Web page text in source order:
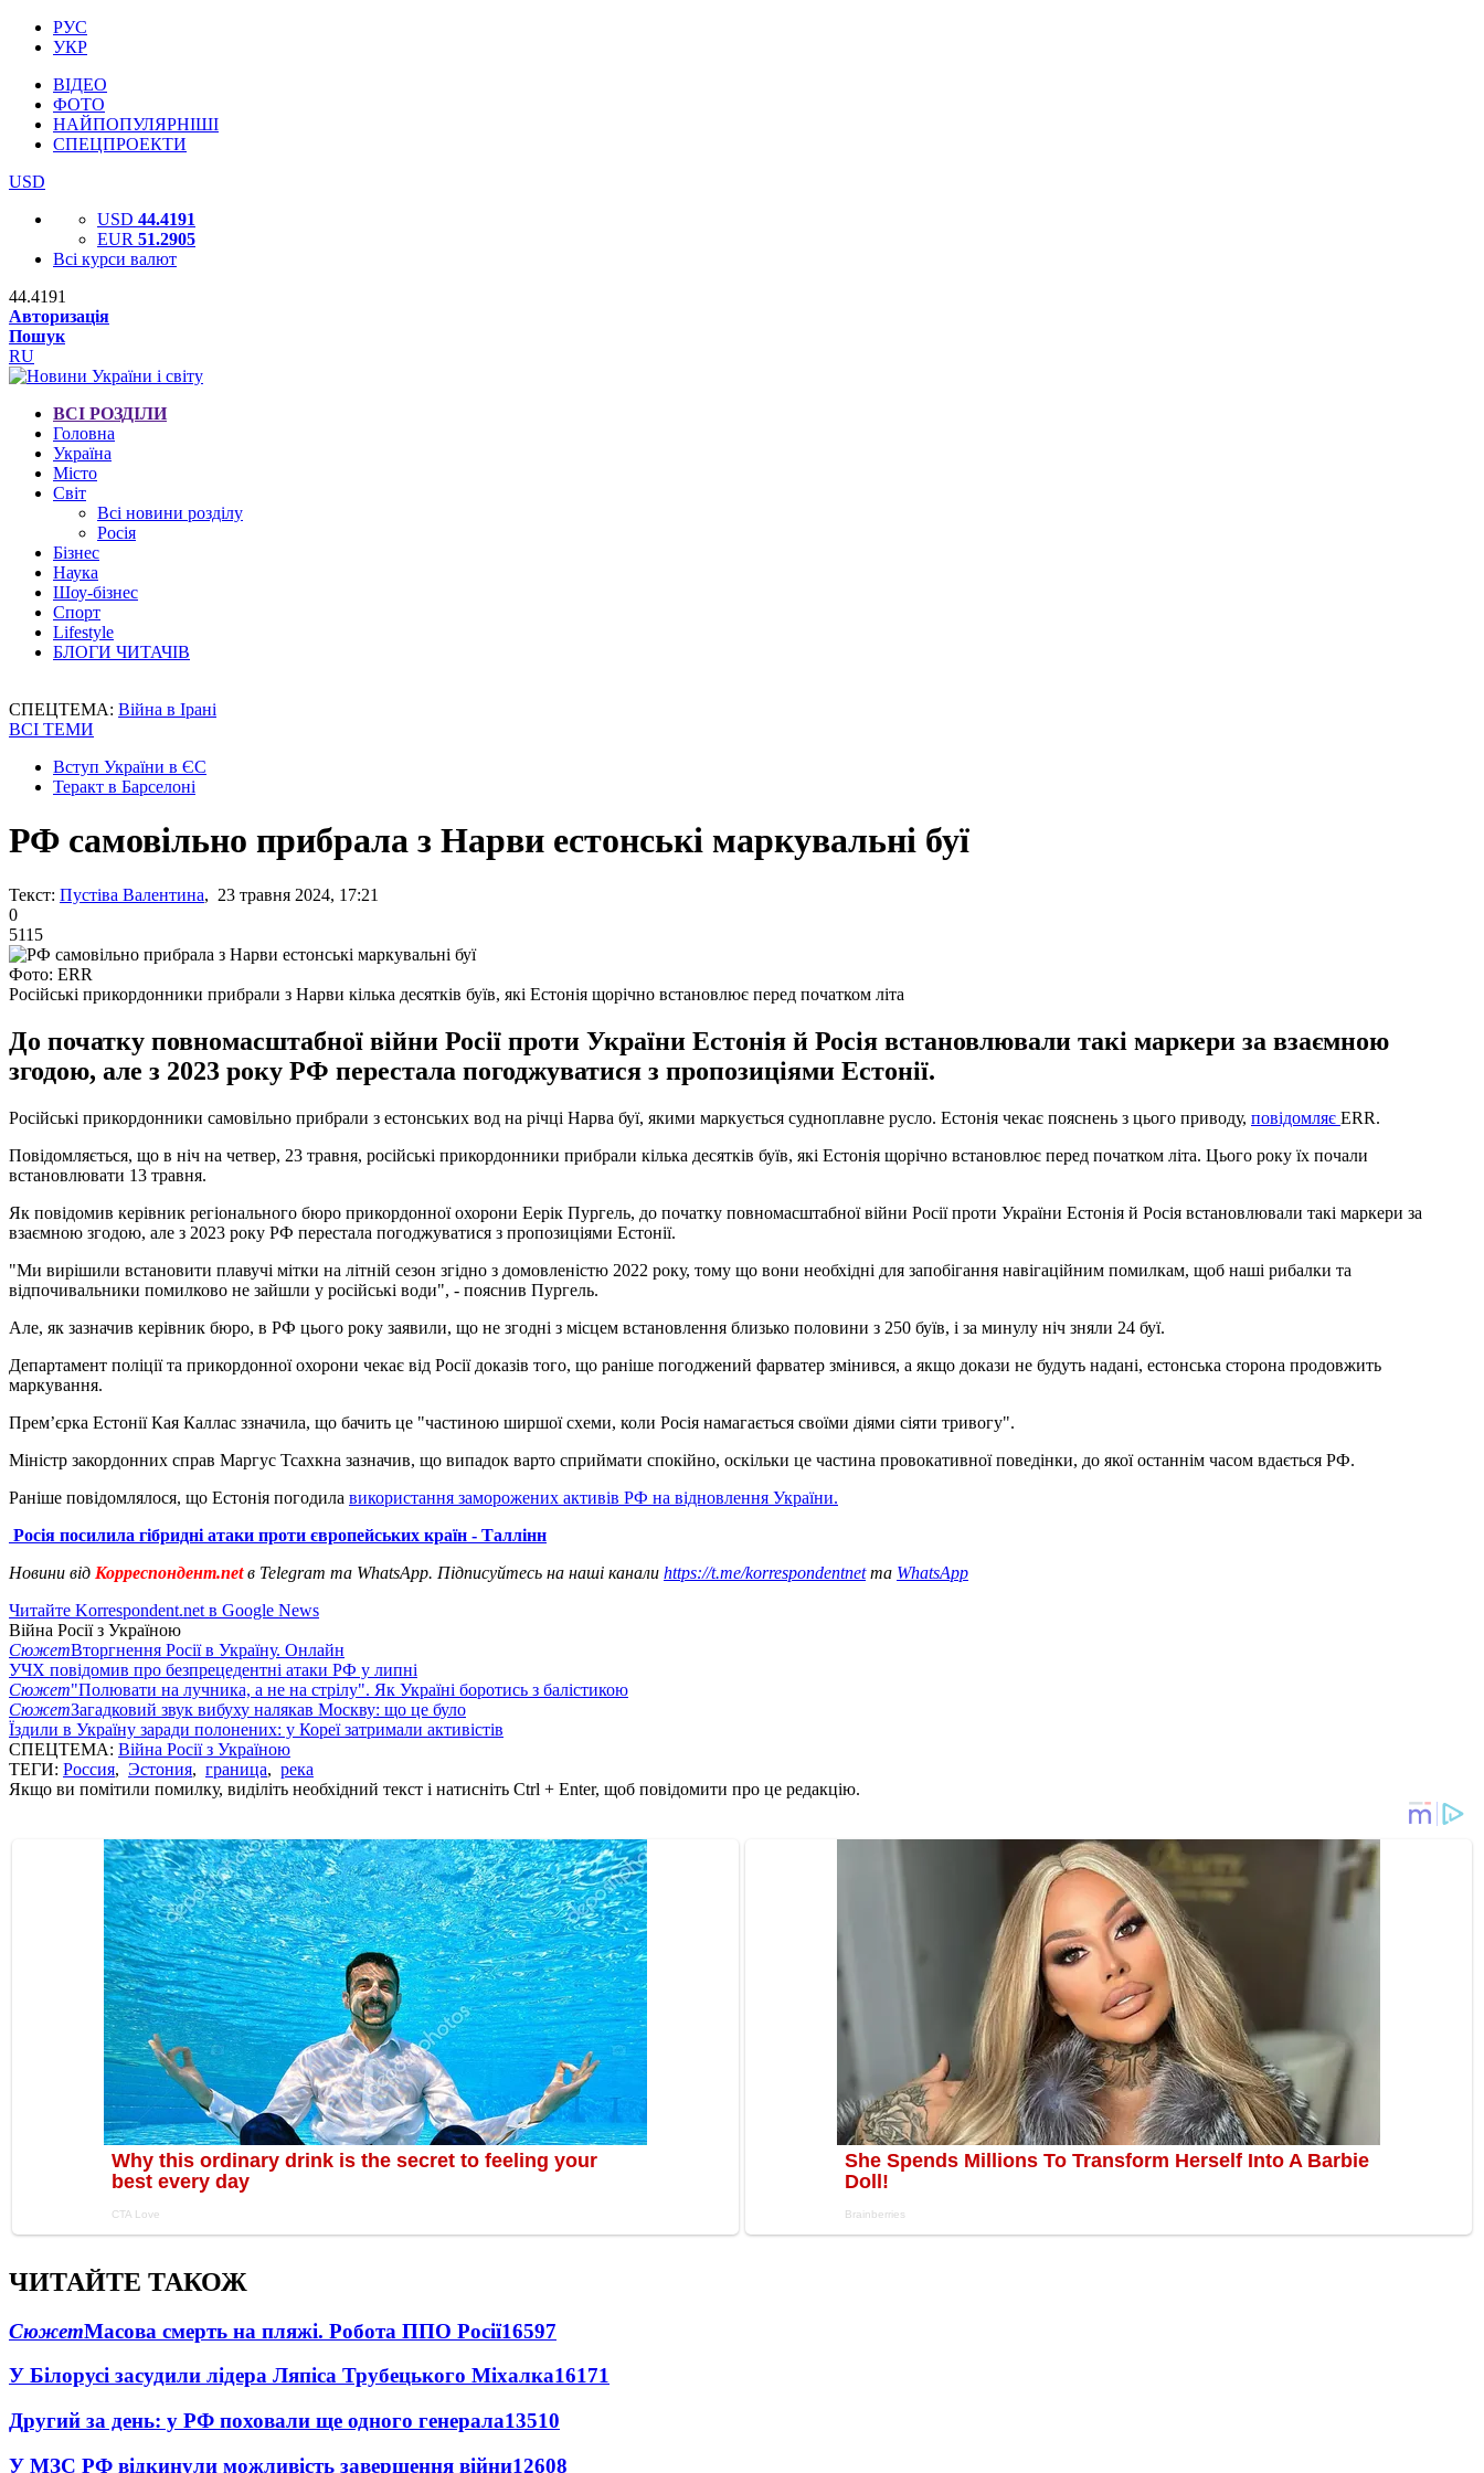
РУС
УКР
ВІДЕО
ФОТО
НАЙПОПУЛЯРНІШІ
СПЕЦПРОЕКТИ
USD
USD 44.4191
EUR 51.2905
Всі курси валют
44.4191
Авторизація
Пошук
RU
ВСІ РОЗДІЛИ
Головна
Україна
Місто
Світ
Всі новини розділу
Росія
Бізнес
Наука
Шоу-бізнес
Спорт
Lifestyle
БЛОГИ ЧИТАЧІВ
СПЕЦТЕМА: Війна в Ірані
ВСІ ТЕМИ
Вступ України в ЄС
Теракт в Барселоні
РФ самовільно прибрала з Нарви естонські маркувальні буї
Текст: Пустіва Валентина, 23 травня 2024, 17:21
0
5115
Фото: ERR
Російські прикордонники прибрали з Нарви кілька десятків буїв, які Естонія щорічно встановлює перед початком літа
До початку повномасштабної війни Росії проти України Естонія й Росія встановлювали такі маркери за взаємною
згодою, але з 2023 року РФ перестала погоджуватися з пропозиціями Естонії.
Російські прикордонники самовільно прибрали з естонських вод на річці Нарва буї, якими маркується судноплавне русло. Естонія чекає пояснень з цього приводу, повідомляє ERR.
Повідомляється, що в ніч на четвер, 23 травня, російські прикордонники прибрали кілька десятків буїв, які Естонія щорічно встановлює перед початком літа. Цього року їх почали
встановлювати 13 травня.
Як повідомив керівник регіонального бюро прикордонної охорони Еерік Пургель, до початку повномасштабної війни Росії проти України Естонія й Росія встановлювали такі маркери за
взаємною згодою, але з 2023 року РФ перестала погоджуватися з пропозиціями Естонії.
"Ми вирішили встановити плавучі мітки на літній сезон згідно з домовленістю 2022 року, тому що вони необхідні для запобігання навігаційним помилкам, щоб наші рибалки та
відпочивальники помилково не зайшли у російські води", - пояснив Пургель.
Але, як зазначив керівник бюро, в РФ цього року заявили, що не згодні з місцем встановлення близько половини з 250 буїв, і за минулу ніч зняли 24 буї.
Департамент поліції та прикордонної охорони чекає від Росії доказів того, що раніше погоджений фарватер змінився, а якщо докази не будуть надані, естонська сторона продовжить
маркування.
Прем’єрка Естонії Кая Каллас ззначила, що бачить це "частиною ширшої схеми, коли Росія намагається своїми діями сіяти тривогу".
Міністр закордонних справ Маргус Тсахкна зазначив, що випадок варто сприймати спокійно, оскільки це частина провокативної поведінки, до якої останнім часом вдається РФ.
Раніше повідомлялося, що Естонія погодила використання заморожених активів РФ на відновлення України.
Росія посилила гібридні атаки проти європейських країн - Таллінн
Новини від Корреспондент.netв Telegram та WhatsApp. Підписуйтесь на наші канали https://t.me/korrespondentnetта WhatsApp
Читайте Korrespondent.net в Google News
Війна Росії з Україною
СюжетВторгнення Росії в Україну. Онлайн
УЧХ повідомив про безпрецедентні атаки РФ у липні
Сюжет"Полювати на лучника, а не на стрілу". Як Україні боротись з балістикою
СюжетЗагадковий звук вибуху налякав Москву: що це було
Їздили в Україну заради полонених: у Кореї затримали активістів
СПЕЦТЕМА: Війна Росії з Україною
ТЕГИ: Россия, Эстония, граница, река
Якщо ви помітили помилку, виділіть необхідний текст і натисніть Ctrl + Enter, щоб повідомити про це редакцію.
ЧИТАЙТЕ ТАКОЖ
СюжетМасова смерть на пляжі. Робота ППО Росії16597
У Білорусі засудили лідера Ляпіса Трубецького Міхалка16171
Другий за день: у РФ поховали ще одного генерала13510
У МЗС РФ відкинули можливість завершення війни12608